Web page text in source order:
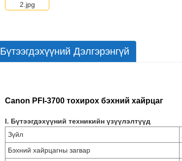
Бүтээгдэхүүний Дэлгэрэнгүй
Canon PFI-3700 тохирох бэхний хайрцаг
I. Бүтээгдэхүүний техникийн үзүүлэлтүүд
Зүйл
Бэхний хайрцагны загвар